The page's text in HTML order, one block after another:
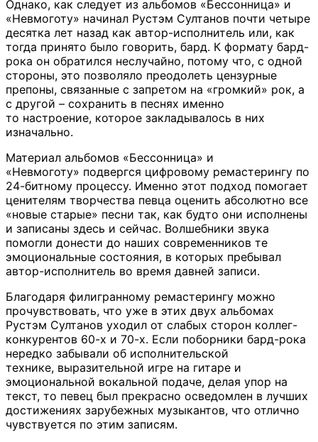
Однако, как следует из альбомов «Бессонница» и
«Невмоготу» начинал Рустэм Султанов почти четыре
десятка лет назад как автор-исполнитель или, как
тогда принято было говорить, бард. К формату бард-
рока он обратился неслучайно, потому что, с одной
стороны, это позволяло преодолеть цензурные
препоны, связанные с запретом на «громкий» рок, а
с другой – сохранить в песнях именно
то настроение, которое закладывалось в них
изначально.
Материал альбомов «Бессонница» и
«Невмоготу» подвергся цифровому ремастерингу по
24-битному процессу. Именно этот подход помогает
ценителям творчества певца оценить абсолютно все
«новые старые» песни так, как будто они исполнены
и записаны здесь и сейчас. Волшебники звука
помогли донести до наших современников те
эмоциональные состояния, в которых пребывал
автор-исполнитель во время давней записи.
Благодаря филигранному ремастерингу можно
прочувствовать, что уже в этих двух альбомах
Рустэм Султанов уходил от слабых сторон коллег-
конкурентов 60-х и 70-х. Если поборники бард-рока
нередко забывали об исполнительской
технике, выразительной игре на гитаре и
эмоциональной вокальной подаче, делая упор на
текст, то певец был прекрасно осведомлен в лучших
достижениях зарубежных музыкантов, что отлично
чувствуется по этим записям.